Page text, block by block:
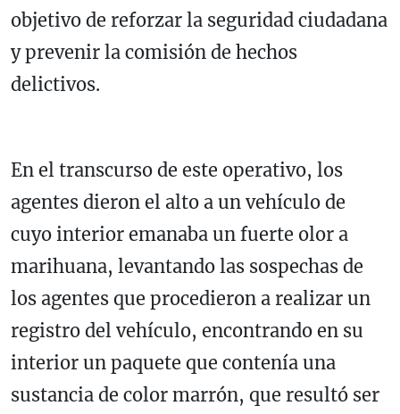
objetivo de reforzar la seguridad ciudadana
y prevenir la comisión de hechos
delictivos.
En el transcurso de este operativo, los
agentes dieron el alto a un vehículo de
cuyo interior emanaba un fuerte olor a
marihuana, levantando las sospechas de
los agentes que procedieron a realizar un
registro del vehículo, encontrando en su
interior un paquete que contenía una
sustancia de color marrón, que resultó ser